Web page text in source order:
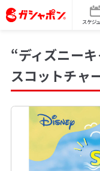
スケジ
“ディズニー
スコットチャ